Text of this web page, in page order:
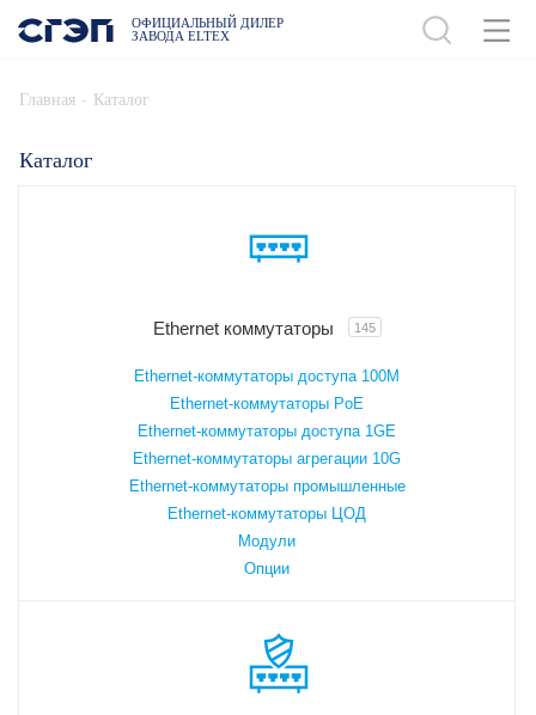
ОФИЦИАЛЬНЫЙ ДИЛЕР
ЗАВОДА ELTEX
Главная - Каталог
Каталог
Ethernet коммутаторы 145
Ethernet-коммутаторы доступа 100М
Ethernet-коммутаторы PoE
Ethernet-коммутаторы доступа 1GE
Ethernet-коммутаторы агрегации 10G
Ethernet-коммутаторы промышленные
Ethernet-коммутаторы ЦОД
Модули
Опции